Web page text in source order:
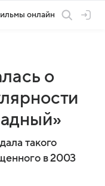
онлайн
о
такого
в 2003